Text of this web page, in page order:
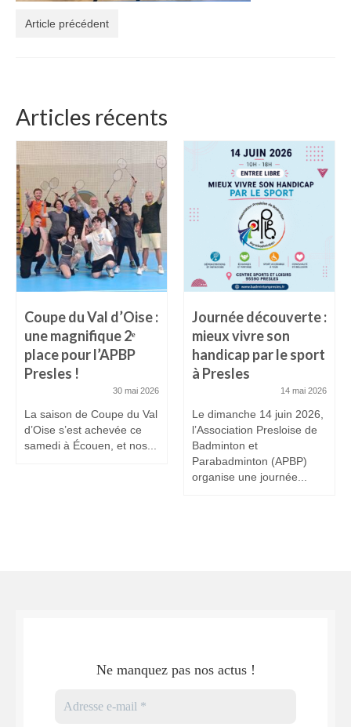
Article précédent
Articles récents
Coupe du Val d’Oise :
une magnifique 2ᵉ
place pour l’APBP
Presles !
30 mai 2026
La saison de Coupe du Val
d’Oise s’est achevée ce
samedi à Écouen, et nos...
Journée découverte :
mieux vivre son
handicap par le sport
à Presles
14 mai 2026
Le dimanche 14 juin 2026,
l’Association Presloise de
Badminton et
Parabadminton (APBP)
organise une journée...
Ne manquez pas nos actus !